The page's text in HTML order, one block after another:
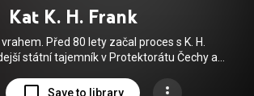
Kat K. H. Frank
Před 80 lety začal proces s K. H.
státní tajemník v Protektorátu Čechy a
Všechny díly podcastu Kat K.Save to library